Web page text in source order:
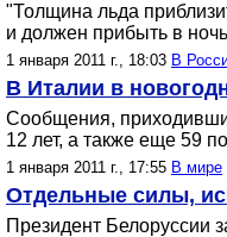
"Толщина льда
и должен прибыть в
1 января 2011 г., 18:03 В
В Италии в
Сообщения,
12 лет, а также еще 59
1 января 2011 г., 17:55 В мире
Отдельные силы,
Президент Белоруссии